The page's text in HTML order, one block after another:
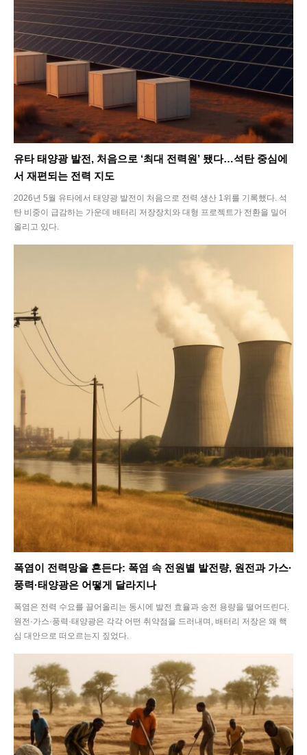
SEARCH...
Climate
Energy
Life
Interview
Article
Tech
유타 태양광 발전, 처음으로 ‘최대 전력원’ 됐다…석탄 중심에
서 재편되는 전력 지도
2026년 5월 유타에서 태양광 발전이 처음으로 전력 생산 1위를 기록했다. 석
탄 비중이 급감하는 가운데 배터리 저장장치와 대형 프로젝트가 전환을 밀어
올리고 있다.
폭염이 전력망을 흔든다: 폭염 속 전원별 발전량, 원전과 가스·
풍력·태양광은 어떻게 달라지나
폭염은 전력 수요를 끌어올리는 동시에 발전 효율과 송전 용량을 떨어뜨린다.
원전·가스·풍력·태양광은 각각 어떤 취약점을 드러내며, 배터리 저장은 왜 핵
심 대안으로 떠오르는지 짚었다.